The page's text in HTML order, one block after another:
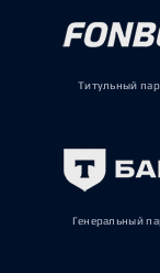
Титульный
Генеральный